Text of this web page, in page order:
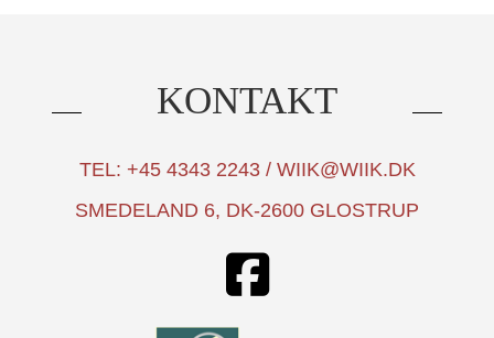
KONTAKT
TEL: +45 4343 2243 / WIIK@WIIK.DK
SMEDELAND 6, DK-2600 GLOSTRUP